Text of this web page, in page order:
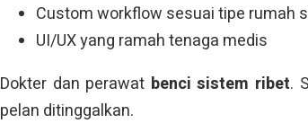
Custom workflow sesuai tipe rumah
UI/UX yang ramah tenaga medis
Dokter dan perawat benci sistem ribet.
pelan ditinggalkan.